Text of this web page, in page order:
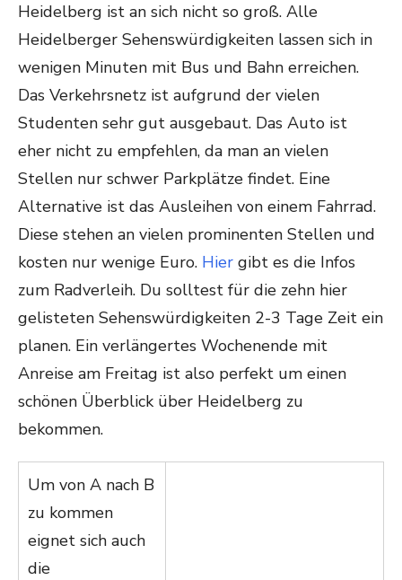
Heidelberg ist an sich nicht so groß. Alle
Heidelberger Sehenswürdigkeiten lassen sich in
wenigen Minuten mit Bus und Bahn erreichen.
Das Verkehrsnetz ist aufgrund der vielen
Studenten sehr gut ausgebaut. Das Auto ist
eher nicht zu empfehlen, da man an vielen
Stellen nur schwer Parkplätze findet. Eine
Alternative ist das Ausleihen von einem Fahrrad.
Diese stehen an vielen prominenten Stellen und
kosten nur wenige Euro. Hier gibt es die Infos
zum Radverleih. Du solltest für die zehn hier
gelisteten Sehenswürdigkeiten 2-3 Tage Zeit ein
planen. Ein verlängertes Wochenende mit
Anreise am Freitag ist also perfekt um einen
schönen Überblick über Heidelberg zu
bekommen.
Um von A nach B
zu kommen
eignet sich auch
die